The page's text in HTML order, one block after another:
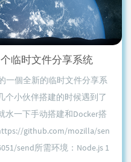
临时文件分享系统
一個全新的临时文件分享系
个小伙伴搭建的时候遇到了
水一下手动搭建和Docker搭
github.com/mozilla/sen
send所需环境：Node.js 1